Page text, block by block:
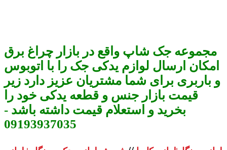
مجموعه جک شاپ واقع در بازار چراغ برق
امکان ارسال لوازم یدکی جک را با اتوبوس
و باربری برای شما مشتریان عزیز دارد زیر
قیمت بازار جنس و قطعه یدکی خود را
بخرید و استعلام قیمت داشته باشد -
09193937035